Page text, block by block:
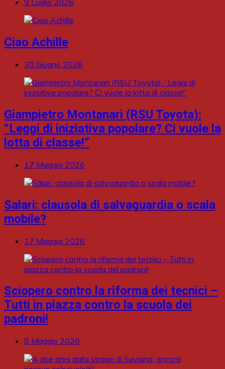
9 Luglio 2026
Ciao Achille
30 Giugno 2026
Giampietro Montanari (RSU Toyota):
“Leggi di iniziativa popolare? Ci vuole la
lotta di classe!”
17 Maggio 2026
Salari: clausola di salvaguardia o scala
mobile?
17 Maggio 2026
Sciopero contro la riforma dei tecnici –
Tutti in piazza contro la scuola dei
padroni!
8 Maggio 2026